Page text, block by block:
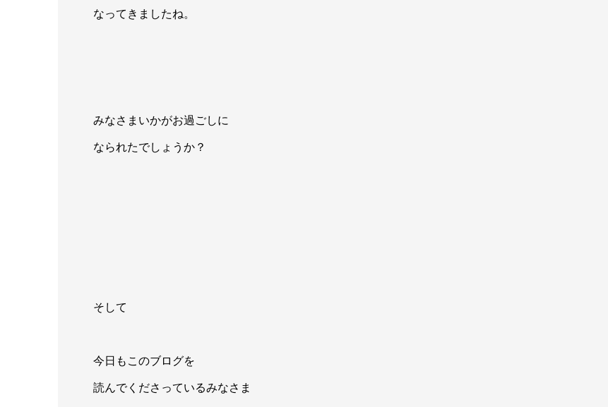
なってきましたね。
みなさまいかがお過ごしに
なられたでしょうか？
そして
今日もこのブログを
読んでくださっているみなさま